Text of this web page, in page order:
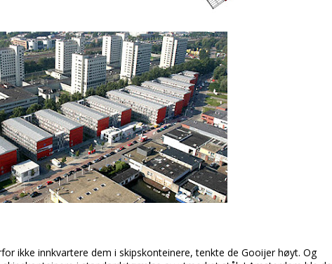
ikke innkvartere dem i skipskonteinere, tenkte de Gooijer høyt. Og